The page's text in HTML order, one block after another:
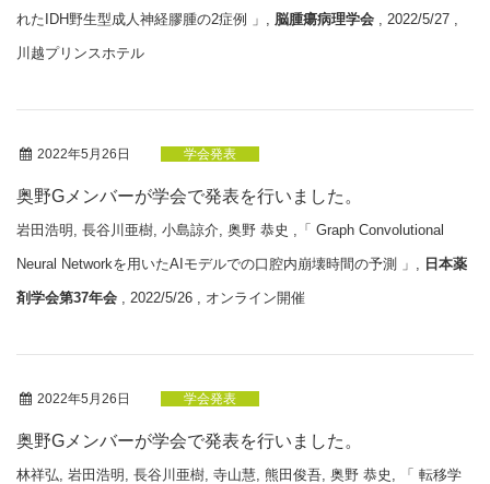
れたIDH野生型成人神経膠腫の2症例 」, 脳腫瘍病理学会 , 2022/5/27 ,
川越プリンスホテル
2022年5月26日 学会発表
奥野Gメンバーが学会で発表を行いました。
岩田浩明, 長谷川亜樹, 小島諒介, 奥野 恭史 ,「 Graph Convolutional
Neural Networkを用いたAIモデルでの口腔内崩壊時間の予測 」, 日本薬
剤学会第37年会 , 2022/5/26 , オンライン開催
2022年5月26日 学会発表
奥野Gメンバーが学会で発表を行いました。
林祥弘, 岩田浩明, 長谷川亜樹, 寺山慧, 熊田俊吾, 奥野 恭史, 「 転移学